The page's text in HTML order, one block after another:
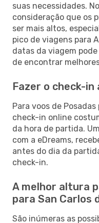
suas necessidades.
consideração que os
ser mais altos,
pico de viagens para
datas da viagem
de encontrar
Fazer o check-in
Para voos de
check-in online
da hora de partida.
com a eDreams,
antes do dia da
check-in.
A melhor altura
para San Carlos
São inúmeras as